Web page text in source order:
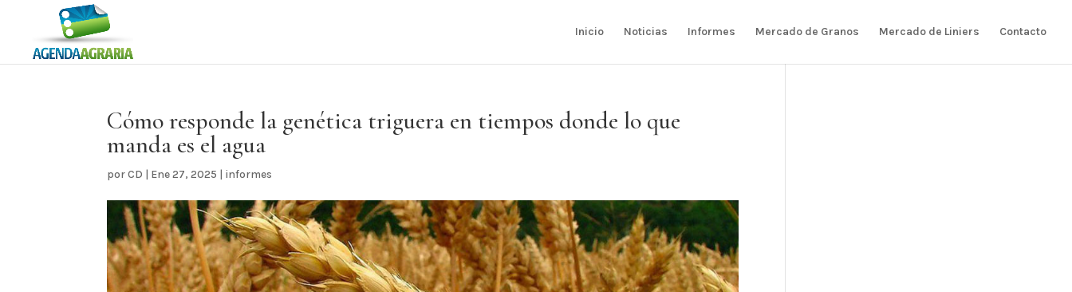
Inicio Noticias Informes Mercado de Granos Mercado de Liniers Contacto
Cómo responde la genética triguera en tiempos donde lo que
manda es el agua
porCD | Ene 27, 2025 | informes